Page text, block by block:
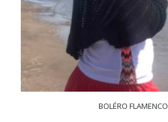
BOLÉRO FLAMENCO